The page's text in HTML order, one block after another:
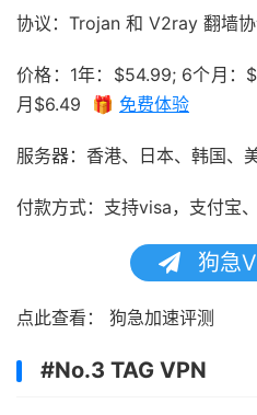
协议：Trojan 和 V2ray 翻墙
价格：1年：$54.99; 6个月：
月$6.49 🎁 免费体验
服务器：香港、日本、韩国、
付款方式：支持visa，支付宝、
狗急
点此查看： 狗急加速评测
#No.3 TAG VPN